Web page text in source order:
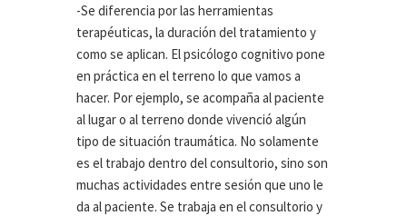
-Se diferencia por las herramientas
terapéuticas, la duración del tratamiento y
como se aplican. El psicólogo cognitivo pone
en práctica en el terreno lo que vamos a
hacer. Por ejemplo, se acompaña al paciente
al lugar o al terreno donde vivenció algún
tipo de situación traumática. No solamente
es el trabajo dentro del consultorio, sino son
muchas actividades entre sesión que uno le
da al paciente. Se trabaja en el consultorio y